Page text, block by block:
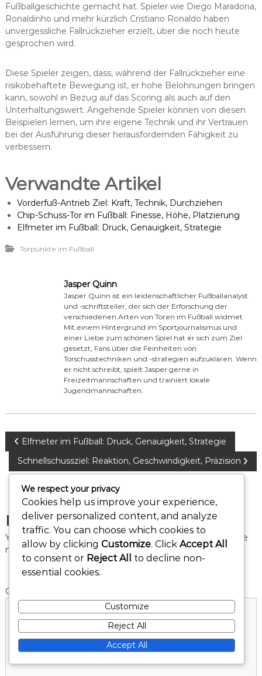
Fußballgeschichte gemacht hat. Spieler wie Diego Maradona,
Ronaldinho und mehr kürzlich Cristiano Ronaldo haben
unvergessliche Fallrückzieher erzielt, über die noch heute
gesprochen wird.
Diese Spieler zeigen, dass, während der Fallrückzieher eine
risikobehaftete Bewegung ist, er hohe Belohnungen bringen
kann, sowohl in Bezug auf das Scoring als auch auf den
Unterhaltungswert. Angehende Spieler können von diesen
Beispielen lernen, um ihre eigene Technik und ihr Vertrauen
bei der Ausführung dieser herausfordernden Fähigkeit zu
verbessern.
Verwandte Artikel
Vorderfuß-Antrieb Ziel: Kraft, Technik, Durchziehen
Chip-Schuss-Tor im Fußball: Finesse, Höhe, Platzierung
Elfmeter im Fußball: Druck, Genauigkeit, Strategie
Torpunkte im Fußball
Jasper Quinn
Jasper Quinn ist ein leidenschaftlicher Fußballanalyst
und -schriftsteller, der sich der Erforschung der
verschiedenen Arten von Toren im Fußball widmet.
Mit einem Hintergrund im Sportjournalismus und
einer Liebe zum schönen Spiel hat er sich zum Ziel
gesetzt, Fans über die Feinheiten von
Torschusstechniken und -strategien aufzuklären. Wenn
er nicht schreibt, spielt Jasper gerne in
Freizeitmannschaften und trainiert lokale
Jugendmannschaften.
P
o
t
n
v
Elfmeter im Fußball: Druck, Genauigkeit, Strategie
Schnellschussziel: Reaktion, Geschwindigkeit, Präzision
Leave a Reply
Your email address will not be published.
Required fields are
marked*
Comment
We respect your privacy
Cookies help us improve your experience,
deliver personalized content, and analyze
traffic. You can choose which cookies to
allow by clicking Customize. Click Accept All
to consent or Reject All
to decline non-
essential cookies.
Customize
Reject All
Accept All